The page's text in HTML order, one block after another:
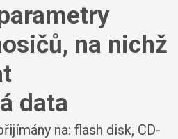
na nichž
data
na: flash disk, CD-